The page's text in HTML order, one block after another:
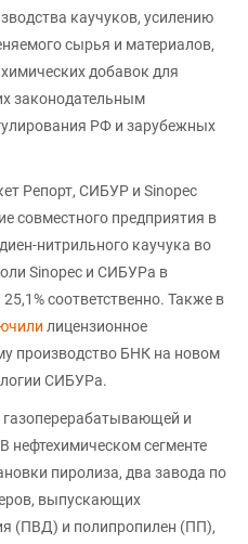
каучуков, усилению
сырья и материалов,
добавок для
законодательным
РФ и зарубежных
Репорт, СИБУР и Sinopec
совместного предприятия в
нитрильного каучука во
Sinopec и СИБУРа в
соответственно. Также в
лицензионное
производство БНК на новом
СИБУРа.
и
нефтехимическом сегменте
пиролиза, два завода по
выпускающих
(ПВД) и полипропилен (ПП),